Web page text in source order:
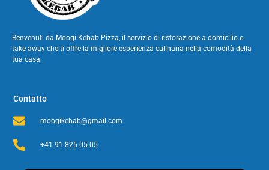
Benvenuti da Moogi Kebab Pizza, il servizio di ristorazione a domicilio e
take away che ti offre la migliore esperienza culinaria nella comodità della
tua casa.
Contatto
moogikebab@gmail.com
+41 91 825 05 05